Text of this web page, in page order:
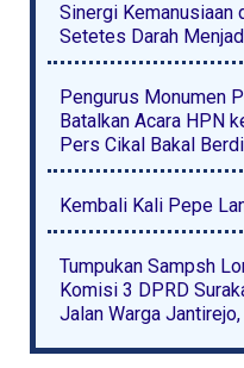
Sinergi Kemanusiaan
Setetes Darah
Pengurus Monumen
Batalkan Acara HPN
Pers Cikal Bakal
Kembali Kali Pepe
Tumpukan Sampsh
Komisi 3 DPRD
Jalan Warga